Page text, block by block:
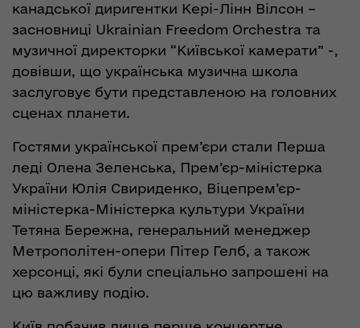
канадської диригентки Кері-Лінн Вілсон –
засновниці Ukrainian Freedom Orchestra та
музичної директорки “Київської камерати” -,
довівши, що українська музична школа
заслуговує бути представленою на головних
сценах планети.
Гостями української прем’єри стали Перша
леді Олена Зеленська, Прем’єр-міністерка
України Юлія Свириденко, Віцепрем’єр-
міністерка-Міністерка культури України
Тетяна Бережна, генеральний менеджер
Метрополітен-опери Пітер Гелб, а також
херсонці, які були спеціально запрошені на
цю важливу подію.